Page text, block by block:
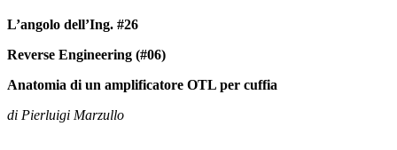
L’angolo dell’Ing. #26
Reverse Engineering (#06)
Anatomia di un amplificatore OTL per cuffia
di Pierluigi Marzullo